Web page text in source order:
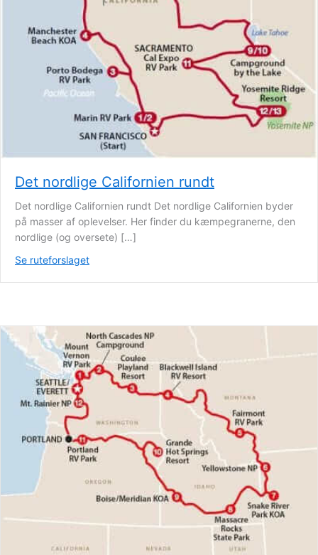
Det nordlige Californien rundt
Det nordlige Californien rundt Det nordlige Californien byder
på masser af oplevelser. Her finder du kæmpegranerne, den
nordlige (og oversete) […]
Se ruteforslaget